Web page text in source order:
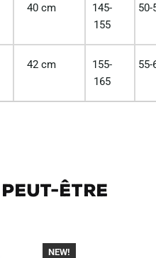
40 cm
145-
155
50-
42 cm
155-
165
55-
peut-être
-40%
NEW!